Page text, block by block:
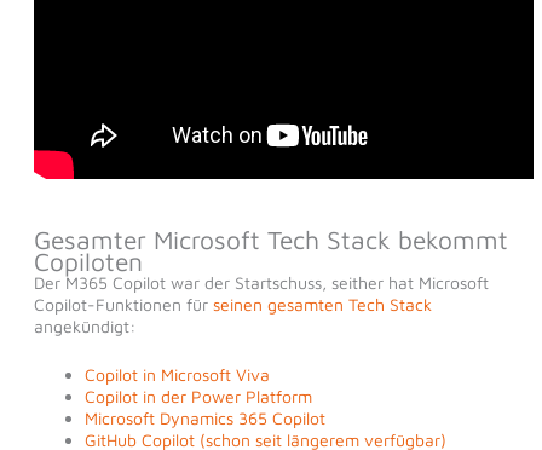
Gesamter Microsoft Tech Stack bekommt
Copiloten
Der M365 Copilot war der Startschuss, seither hat Microsoft
Copilot-Funktionen für seinen gesamten Tech Stack
angekündigt:
Copilot in Microsoft Viva
Copilot in der Power Platform
Microsoft Dynamics 365 Copilot
GitHub Copilot (schon seit längerem verfügbar)